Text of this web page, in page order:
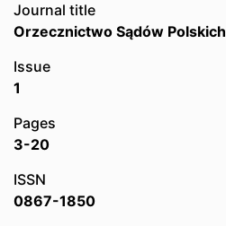
Journal title
Orzecznictwo Sądów Polskich
Issue
1
Pages
3-20
ISSN
0867-1850